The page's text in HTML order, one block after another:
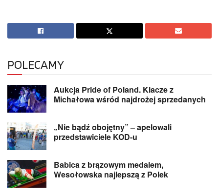
POLECAMY
Aukcja Pride of Poland. Klacze z
Michałowa wśród najdrożej sprzedanych
„Nie bądź obojętny” – apelowali
przedstawiciele KOD-u
Babica z brązowym medalem,
Wesołowska najlepszą z Polek